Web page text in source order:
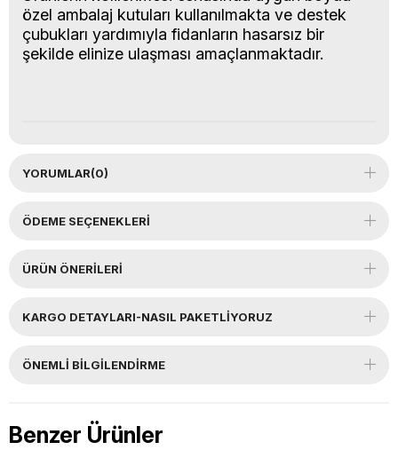
özel ambalaj kutuları kullanılmakta ve destek
çubukları yardımıyla fidanların hasarsız bir
şekilde elinize ulaşması amaçlanmaktadır.
YORUMLAR(0)
ÖDEME SEÇENEKLERI
ÜRÜN ÖNERILERI
KARGO DETAYLARI-NASIL PAKETLİYORUZ
ÖNEMLI BILGILENDIRME
Benzer Ürünler